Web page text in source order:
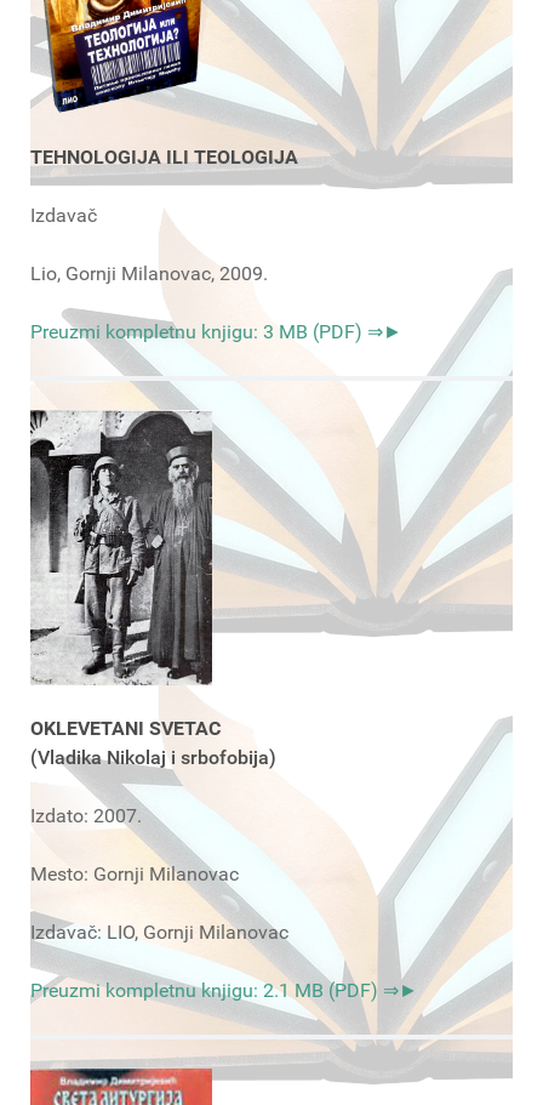
TEHNOLOGIJA ILI TEOLOGIJA
Izdavač
Lio, Gornji Milanovac, 2009.
Preuzmi kompletnu knjigu: 3 MB (PDF) ⇒►
OKLEVETANI SVETAC
(Vladika Nikolaj i srbofobija)
Izdato: 2007.
Mesto: Gornji Milanovac
Izdavač: LIO, Gornji Milanovac
Preuzmi kompletnu knjigu: 2.1 MB (PDF) ⇒►